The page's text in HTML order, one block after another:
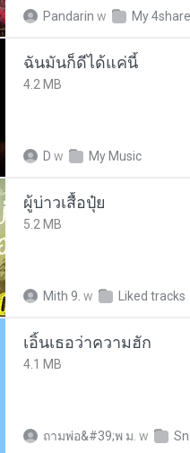
Pandarin w My
ฉันมันก็ดีได้แค่นี้
4.2 MB
D w My Music
ผู้บ่าวเสื้อปุ๋ย
5.2 MB
Mith 9. w Liked tracks
เอิ้นเธอว่าความฮัก
4.1 MB
ถามพ่อ&#39;พ ม. w